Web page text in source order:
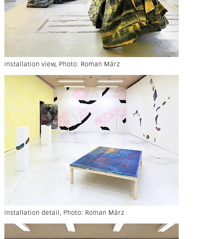
installation view, Photo: Roman März
installation detail, Photo: Roman März